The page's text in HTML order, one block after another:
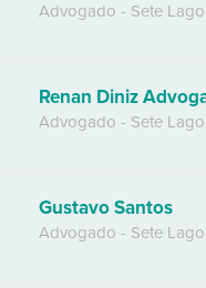
Advogado - Sete
Renan Diniz
Advogado - Sete
Gustavo Santos
Advogado - Sete